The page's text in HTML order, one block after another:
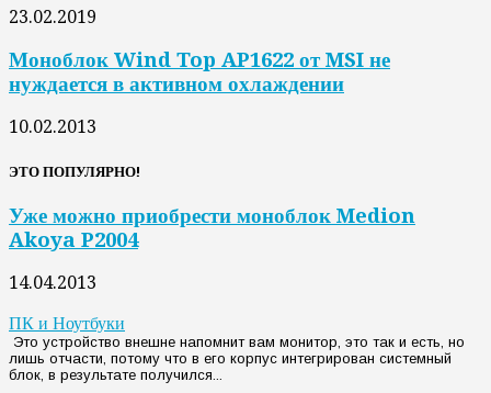
23.02.2019
Моноблок Wind Top AP1622 от MSI не
нуждается в активном охлаждении
10.02.2013
ЭТО ПОПУЛЯРНО!
Уже можно приобрести моноблок Medion
Akoya P2004
14.04.2013
ПК и Ноутбуки
Это устройство внешне напомнит вам монитор, это так и есть, но
лишь отчасти, потому что в его корпус интегрирован системный
блок, в результате получился...